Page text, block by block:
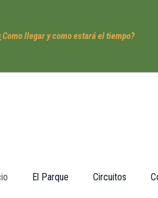
llegar y como estará el tiempo?
El Parque Circuitos